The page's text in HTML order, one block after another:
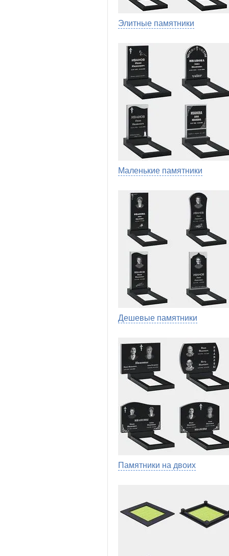
Элитные памятники
Маленькие памятники
Дешевые памятники
Памятники на двоих